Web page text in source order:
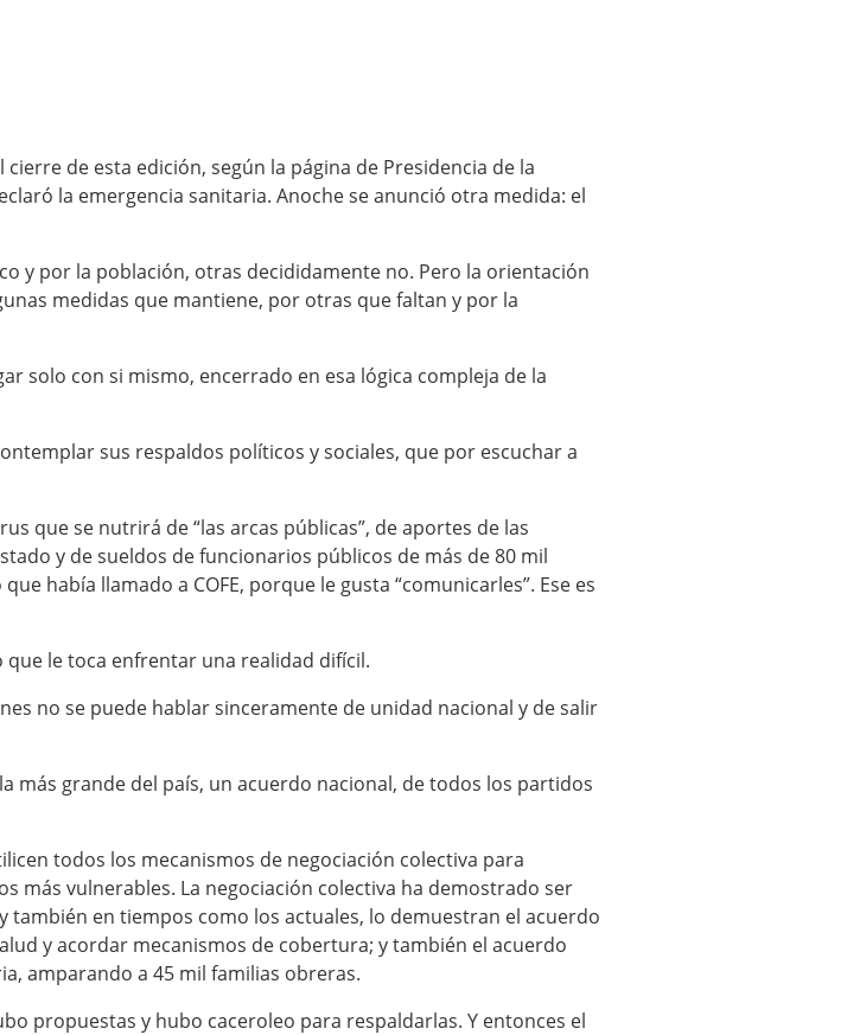
de esta edición, según la página de Presidencia de la
la emergencia sanitaria. Anoche se anunció otra medida: el
y por la población, otras decididamente no. Pero la orientación
medidas que mantiene, por otras que faltan y por la
solo con si mismo, encerrado en esa lógica compleja de la
sus respaldos políticos y sociales, que por escuchar a
que se nutrirá de “las arcas públicas”, de aportes de las
y de sueldos de funcionarios públicos de más de 80 mil
había llamado a COFE, porque le gusta “comunicarles”. Ese es
le toca enfrentar una realidad difícil.
no se puede hablar sinceramente de unidad nacional y de salir
más grande del país, un acuerdo nacional, de todos los partidos
todos los mecanismos de negociación colectiva para
más vulnerables. La negociación colectiva ha demostrado ser
en tiempos como los actuales, lo demuestran el acuerdo
y acordar mecanismos de cobertura; y también el acuerdo
amparando a 45 mil familias obreras.
propuestas y hubo caceroleo para respaldarlas. Y entonces el